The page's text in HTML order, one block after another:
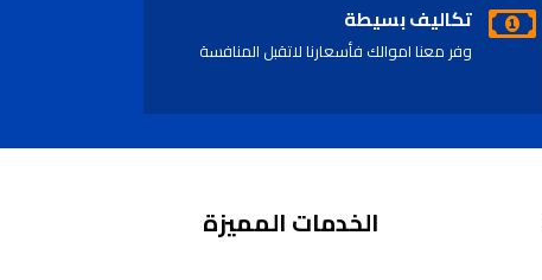
تكاليف بسيطة
وفر معنا اموالك فأسعارنا لاتقبل المنافسة
الخدمات المميزة